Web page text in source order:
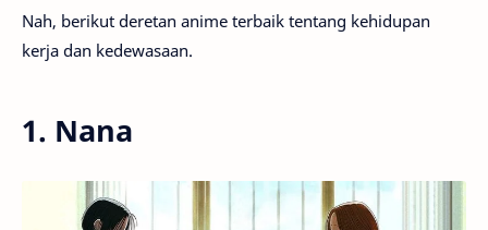
Nah, berikut deretan anime terbaik tentang kehidupan
kerja dan kedewasaan.
1. Nana